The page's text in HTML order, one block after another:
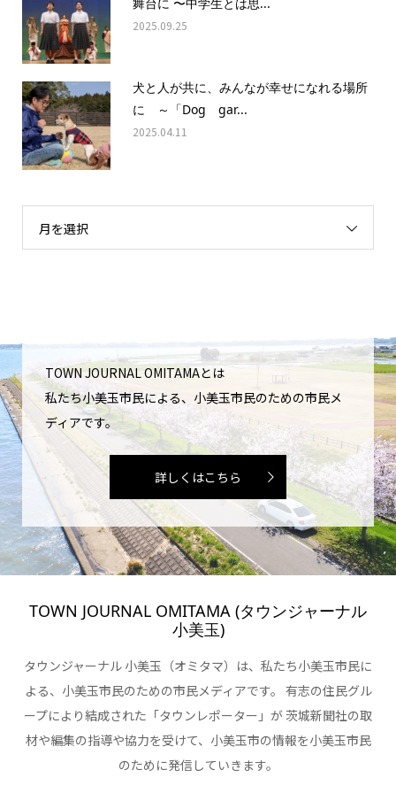
2025.09.25
犬と人が共に、みんなが幸せになれる場所
に ～「Dog gar...
2025.04.11
月を選択
TOWN JOURNAL OMITAMAとは
私たち小美玉市民による、小美玉市民のための市民メ
ディアです。
詳しくはこちら
TOWN JOURNAL OMITAMA (タウンジャーナル
小美玉)
タウンジャーナル 小美玉（オミタマ）は、私たち小美玉市民に
よる、小美玉市民のための市民メディアです。 有志の住民グル
ープにより結成された「タウンレポーター」が 茨城新聞社の取
材や編集の指導や協力を受けて、小美玉市の情報を小美玉市民
のために発信していきます。